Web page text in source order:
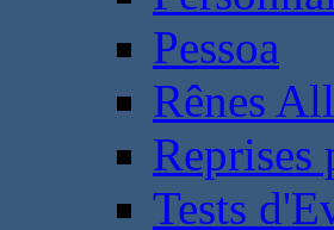
Pessoa
Rênes
Reprises
Tests